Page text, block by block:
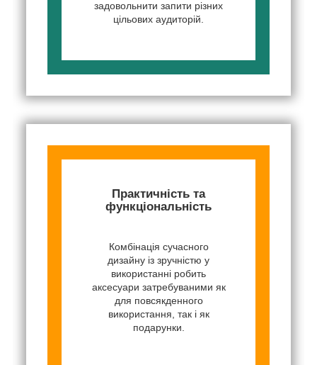
задовольнити запити різних
цільових аудиторій.
Практичність та
функціональність
Комбінація сучасного
дизайну із зручністю у
використанні робить
аксесуари затребуваними як
для повсякденного
використання, так і як
подарунки.